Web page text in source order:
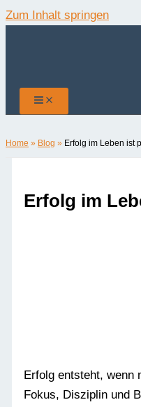
Zum Inhalt springen
Home » Blog » Erfolg im Leben ist
Erfolg im
Erfolg entsteht, wenn
Fokus, Disziplin und